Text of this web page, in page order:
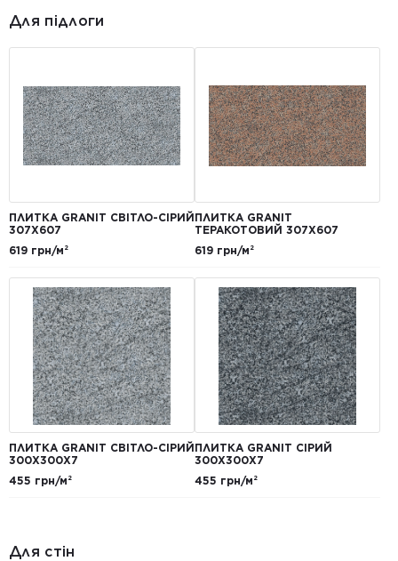
Для підлоги
ПЛИТКА GRANIT СВІТЛО-СІРИЙ
307Х607
619 грн/м²
ПЛИТКА GRANIT
ТЕРАКОТОВИЙ 307Х607
619 грн/м²
ПЛИТКА GRANIT СВІТЛО-СІРИЙ
300Х300Х7
455 грн/м²
ПЛИТКА GRANIT СІРИЙ
300Х300Х7
455 грн/м²
Для стін